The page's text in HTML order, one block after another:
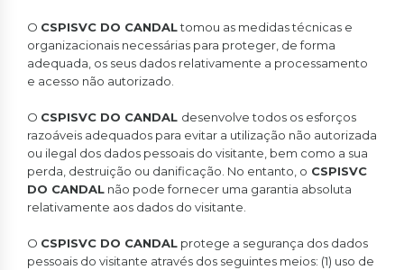
O CSPISVC DO CANDALtomou as medidas técnicas e
organizacionais necessárias para proteger, de forma
adequada, os seus dados relativamente a processamento
e acesso não autorizado.
O CSPISVC DO CANDAL desenvolve todos os esforços
razoáveis adequados para evitar a utilização não autorizada
ou ilegal dos dados pessoais do visitante, bem como a sua
perda, destruição ou danificação. No entanto, o CSPISVC
DO CANDAL não pode fornecer uma garantia absoluta
relativamente aos dados do visitante.
O CSPISVC DO CANDAL protege a segurança dos dados
pessoais do visitante através dos seguintes meios: (1) uso de